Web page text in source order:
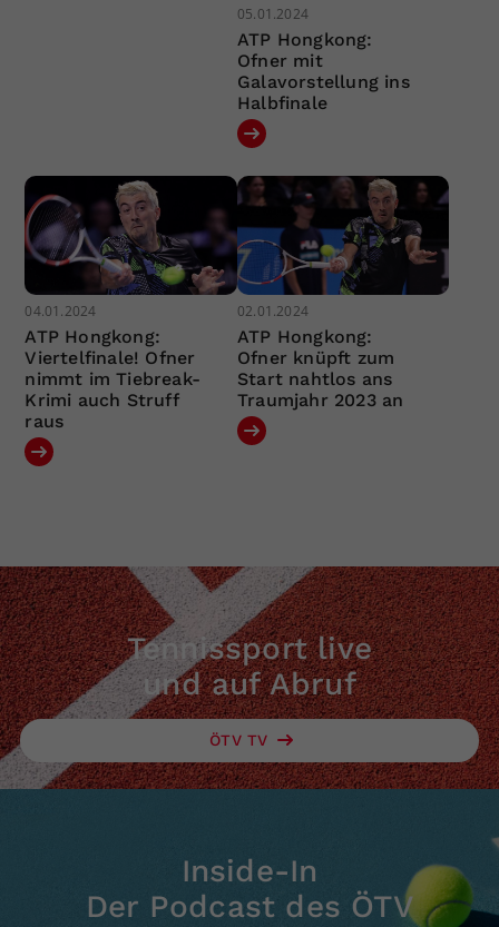
05.01.2024
ATP Hongkong:
Ofner mit
Galavorstellung ins
Halbfinale
04.01.2024
ATP Hongkong:
Viertelfinale! Ofner
nimmt im Tiebreak-
Krimi auch Struff
raus
02.01.2024
ATP Hongkong:
Ofner knüpft zum
Start nahtlos ans
Traumjahr 2023 an
Tennissport live
und auf Abruf
ÖTV TV
Inside-In
Der Podcast des ÖTV